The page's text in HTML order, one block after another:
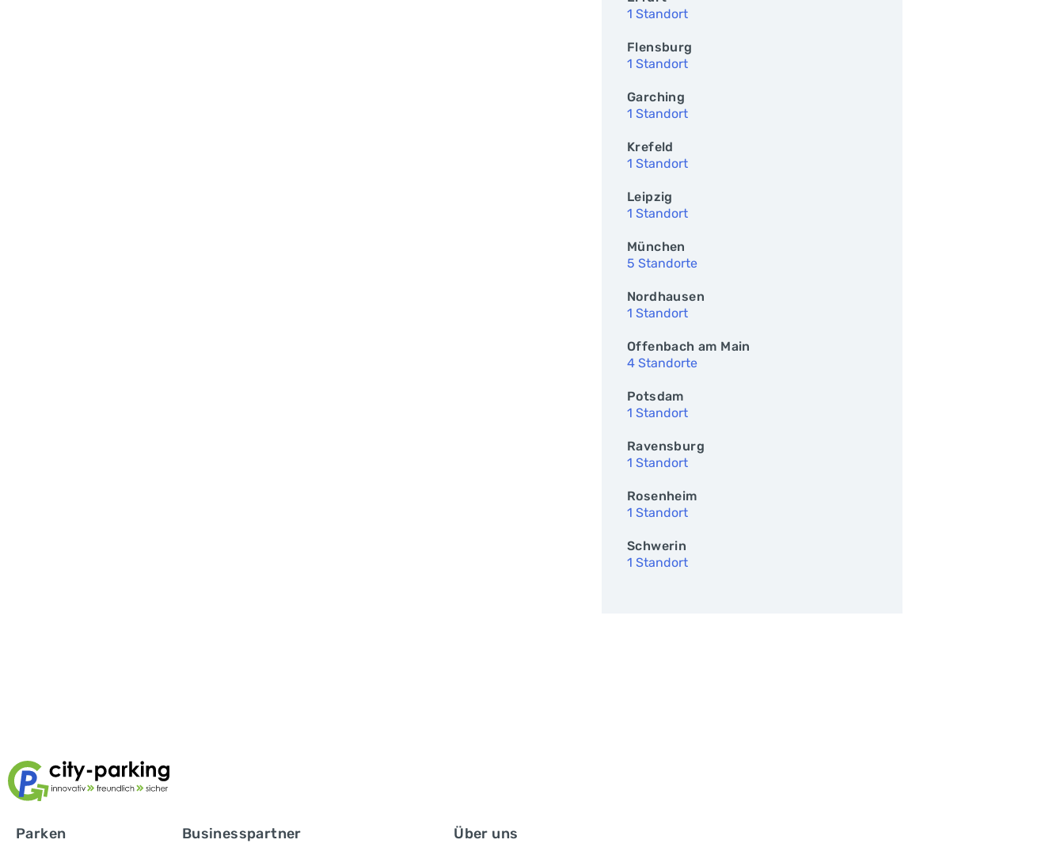
1 Standort
Flensburg
1 Standort
Garching
1 Standort
Krefeld
1 Standort
Leipzig
1 Standort
München
5 Standorte
Nordhausen
1 Standort
Offenbach am Main
4 Standorte
Potsdam
1 Standort
Ravensburg
1 Standort
Rosenheim
1 Standort
Schwerin
1 Standort
Parken Businesspartner Über uns